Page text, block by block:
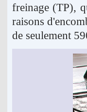
freinage (TP),
raisons
de seulement